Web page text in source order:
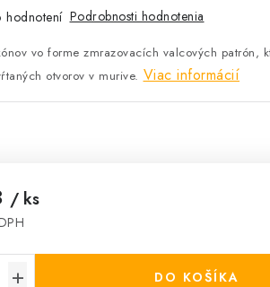
hodnotení Podrobnosti hodnotenia
vo forme zmrazovacích valcových patrón,
otvorov v murive. Viac informácií
/ ks
DO KOŠÍKA